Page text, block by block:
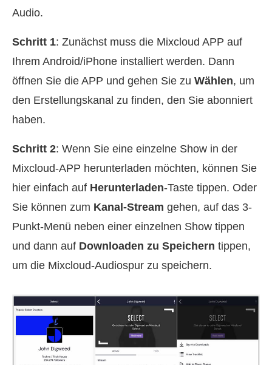
Audio.
Schritt 1: Zunächst muss die Mixcloud APP auf
Ihrem Android/iPhone installiert werden. Dann
öffnen Sie die APP und gehen Sie zu Wählen, um
den Erstellungskanal zu finden, den Sie abonniert
haben.
Schritt 2: Wenn Sie eine einzelne Show in der
Mixcloud-APP herunterladen möchten, können Sie
hier einfach auf Herunterladen-Taste tippen. Oder
Sie können zum Kanal-Stream gehen, auf das 3-
Punkt-Menü neben einer einzelnen Show tippen
und dann auf Downloaden zu Speichern tippen,
um die Mixcloud-Audiospur zu speichern.